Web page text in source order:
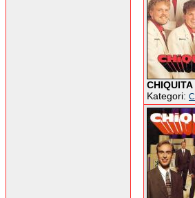
CHIQUITA
Kategori: C